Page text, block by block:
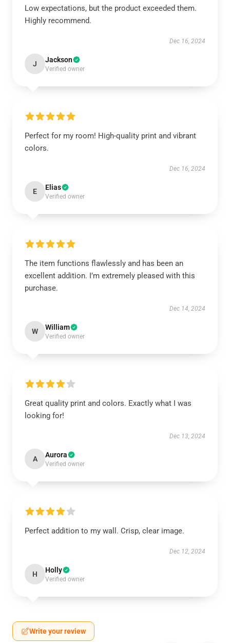
Low expectations, but the product exceeded them.
Highly recommend.
Dec 16, 2024
J Jackson
Verified owner
Perfect for my room! High-quality print and vibrant
colors.
Dec 16, 2024
E Elias
Verified owner
The item functions flawlessly and has been an
excellent addition. I’m extremely pleased with this
purchase.
Dec 14, 2024
W William
Verified owner
Great quality print and colors. Exactly what I was
looking for!
Dec 13, 2024
A Aurora
Verified owner
Perfect addition to my wall. Crisp, clear image.
Dec 12, 2024
H Holly
Verified owner
Write your review